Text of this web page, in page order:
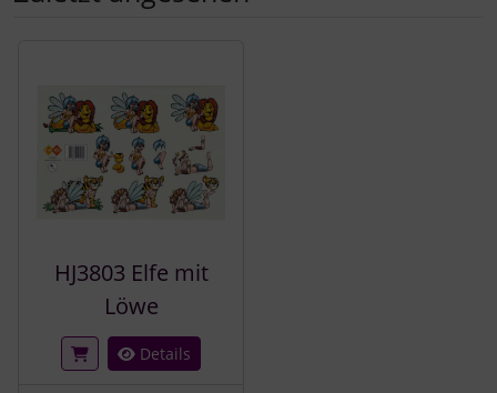
HJ3803 Elfe mit
Löwe
Details